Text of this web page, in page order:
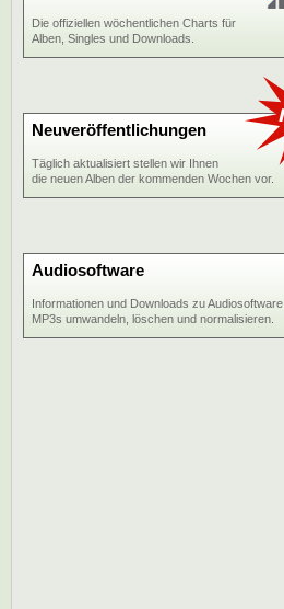
Die offiziellen wöchentlichen Charts für
Alben, Singles und Downloads.
Neuveröffentlichungen
Täglich aktualisiert stellen wir Ihnen
die neuen Alben der kommenden Wochen vor.
Audiosoftware
Informationen und Downloads zu Audiosoftware,
MP3s umwandeln, löschen und normalisieren.